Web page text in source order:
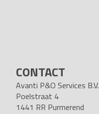
CONTACT
Avanti P&O Services B.V.
Poelstraat 4
1441 RR Purmerend